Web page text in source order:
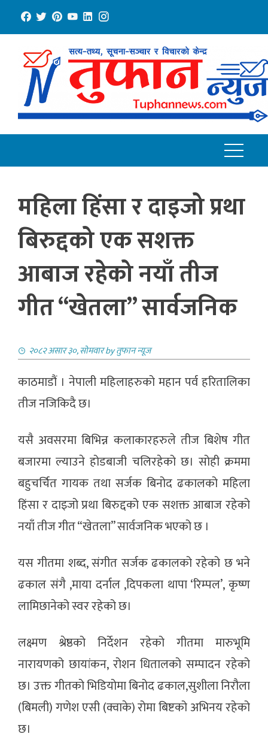
content
महिला हिंसा र दाइजो प्रथा
बिरुद्दको एक सशक्त
आबाज रहेको नयाँ तीज
गीत “खेतला” सार्वजनिक
२०८२ असार ३०, सोमवारbyतुफान न्यूज
काठमाडौं । नेपाली महिलाहरुको महान पर्व हरितालिका
तीज नजिकिदै छ।
यसै अवसरमा बिभिन्न कलाकारहरुले तीज बिशेष गीत
बजारमा ल्याउने होडबाजी चलिरहेको छ। सोही क्रममा
बहुचर्चित गायक तथा सर्जक बिनोद ढकालको महिला
हिंसा र दाइजो प्रथा बिरुद्दको एक सशक्त आबाज रहेको
नयाँ तीज गीत “खेतला” सार्वजनिक भएको छ ।
यस गीतमा शब्द, संगीत सर्जक ढकालको रहेको छ भने
ढकाल संगै ,माया दर्नाल ,दिपकला थापा ‘रिम्पल’, कृष्ण
लामिछानेको स्वर रहेको छ।
लक्ष्मण श्रेष्ठको निर्देशन रहेको गीतमा मारुभूमि
नारायणको छायांकन, रोशन धितालको सम्पादन रहेको
छ। उक्त गीतको भिडियोमा बिनोद ढकाल,सुशीला निरौला
(बिमली) गणेश एसी (क्वाके) रोमा बिष्टको अभिनय रहेको
छ।